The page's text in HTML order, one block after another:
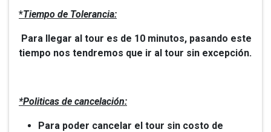
*Tiempo de Tolerancia:
Para llegar al tour es de 10 minutos, pasando este
tiempo nos tendremos que ir al tour sin excepción.
*Politicas de cancelación:
Para poder cancelar el tour sin costo de